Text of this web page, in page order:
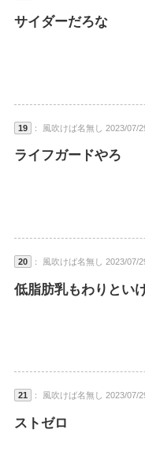
サイダーだろな
19 ： 風吹けば名無し 2023/
ライフガードやろ
20 ： 風吹けば名無し 2023/07/
低脂肪乳もわりとい
21 ： 風吹けば名無し 2023/07/
ストゼロ